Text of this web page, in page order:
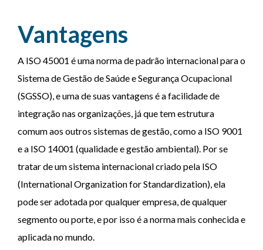
Vantagens
A ISO 45001 é uma norma de padrão internacional para o
Sistema de Gestão de Saúde e Segurança Ocupacional
(SGSSO), e uma de suas vantagens é a facilidade de
integração nas organizações, já que tem estrutura
comum aos outros sistemas de gestão, como a ISO 9001
e a ISO 14001 (qualidade e gestão ambiental). Por se
tratar de um sistema internacional criado pela ISO
(International Organization for Standardization), ela
pode ser adotada por qualquer empresa, de qualquer
segmento ou porte, e por isso é a norma mais conhecida e
aplicada no mundo.